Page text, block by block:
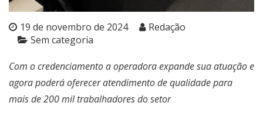
19 de novembro de 2024
Redação
Sem categoria
Com o credenciamento a operadora expande sua atuação e
agora poderá oferecer atendimento de qualidade para
mais de 200 mil trabalhadores do setor